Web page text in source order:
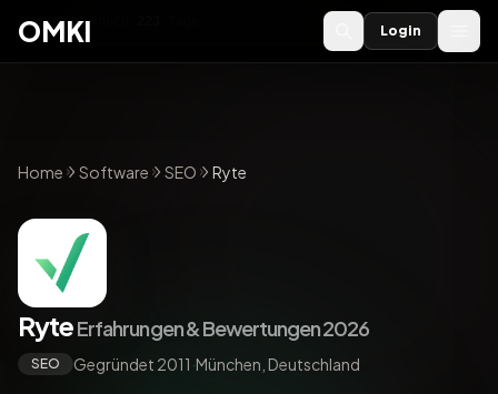
OMKI 2027
OMKI Login
Home Software SEO Ryte
RyteErfahrungen & Bewertungen 2026
SEO Gegründet 2011 ·München, Deutschland